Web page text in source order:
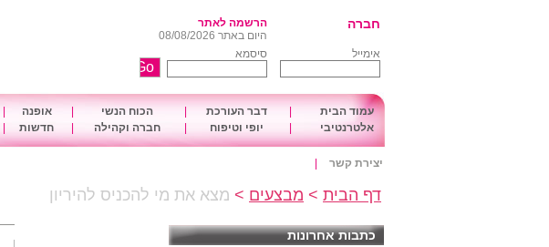
חברה
הרשמה לאתר
היום באתר 08/08/2026
אימייל
סיסמא
עמוד הבית דבר העורכת הכוח הנשי אופנה
אלטרנטיבי
יופי וטיפוח חברה וקהילה חדשות
יצירת קשר
דף הבית > מבצעים > מצא את מי להכניס להיריון
כתבות אחרונות